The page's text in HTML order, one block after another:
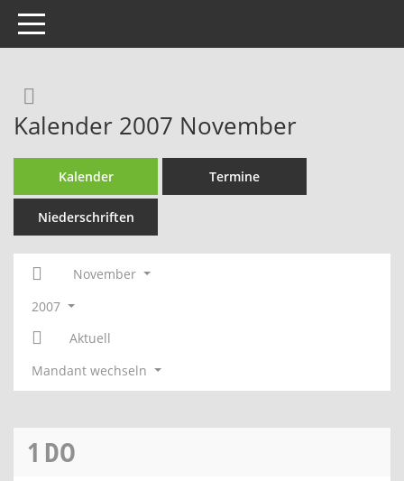
Toggle navigation
Kalender 2007 November
Kalender Termine
Niederschriften
November
2007
Aktuell
Mandant wechseln
1 DO